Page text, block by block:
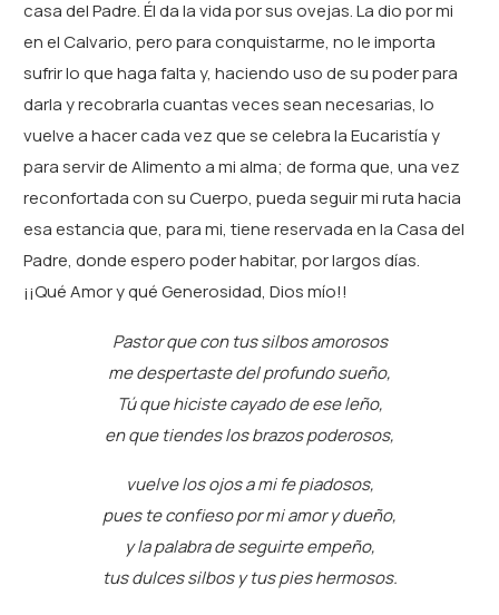
casa del Padre. Él da la vida por sus ovejas. La dio por mi
en el Calvario, pero para conquistarme, no le importa
sufrir lo que haga falta y, haciendo uso de su poder para
darla y recobrarla cuantas veces sean necesarias, lo
vuelve a hacer cada vez que se celebra la Eucaristía y
para servir de Alimento a mi alma; de forma que, una vez
reconfortada con su Cuerpo, pueda seguir mi ruta hacia
esa estancia que, para mi, tiene reservada en la Casa del
Padre, donde espero poder habitar, por largos días.
¡¡Qué Amor y qué Generosidad, Dios mío!!
Pastor que con tus silbos amorosos
me despertaste del profundo sueño,
Tú que hiciste cayado de ese leño,
en que tiendes los brazos poderosos,
vuelve los ojos a mi fe piadosos,
pues te confieso por mi amor y dueño,
y la palabra de seguirte empeño,
tus dulces silbos y tus pies hermosos.